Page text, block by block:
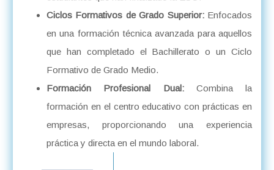
Ciclos Formativos de Grado Superior:Enfocados
en una formación técnica avanzada para aquellos
que han completado el Bachillerato o un Ciclo
Formativo de Grado Medio.
Formación Profesional Dual:Combina la
formación en el centro educativo con prácticas en
empresas, proporcionando una experiencia
práctica y directa en el mundo laboral.